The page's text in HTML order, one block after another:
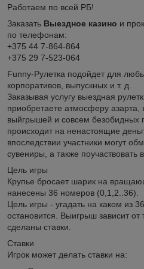
Работаем по всей РБ!
Заказать Выездное казино и
по телефонам:
+375 44 7-864-864
+375 29 7-523-064
Funny-Рулетка подойдет для
корпоративов, выпускных и т. д.
Заказывая услугу выездная
приобретаете атмосферу азарта,
выйгрышей и совсем безобидных
происходит на ненастоящие
впоследствии участники могут
сувениры, а также поучаствовать
Цель игры
Крупье бросает шарик на
нанесены 36 номеров (0,1,2..36).
Цель игры - угадать на каком из
остановится. Выигрыш зависит
сделаны ставки.
Ставки
Игрок может делать ставки на: